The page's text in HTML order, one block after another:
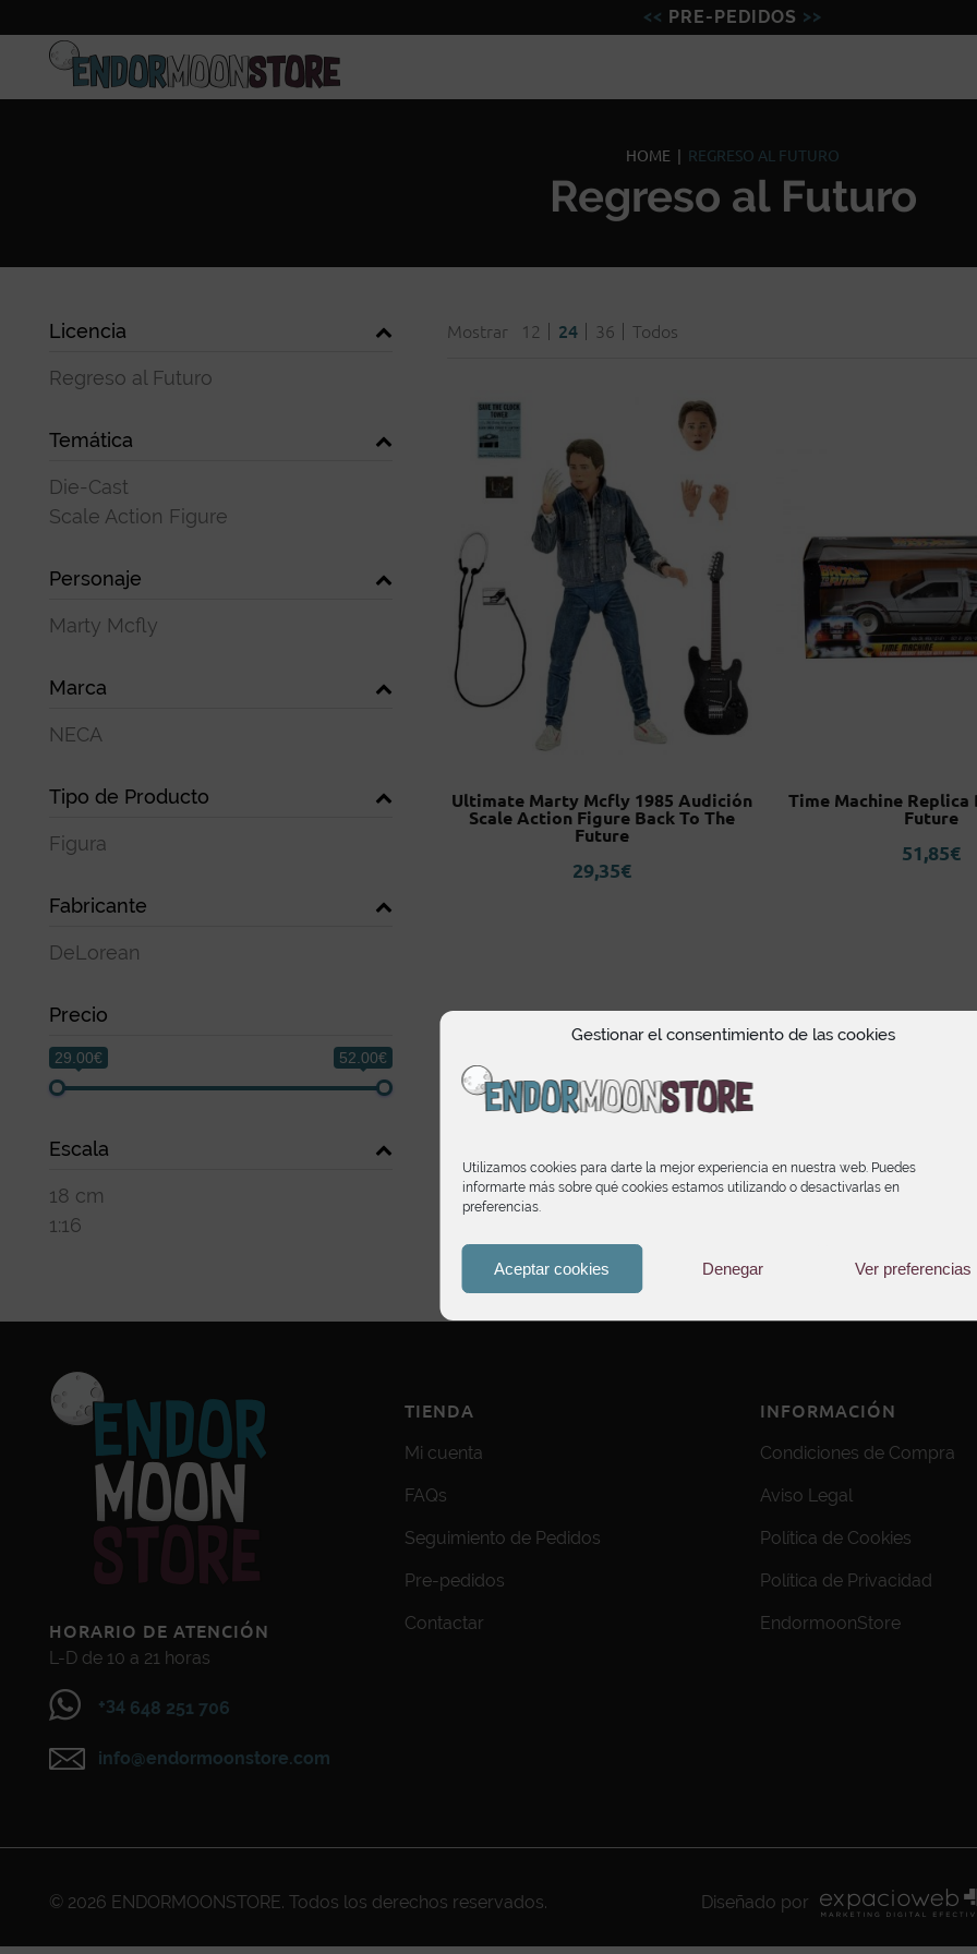
Gestionar el consentimiento de las cookies
Utilizamos cookies para darte la mejor experiencia en nuestra web. Puedes
informarte más sobre qué cookies estamos utilizando o desactivarlas en
preferencias.
Aceptar cookies Denegar Ver preferencias
PRE-PEDIDOS
Inicio Pre-pedidos Figuras Miniaturas
HOME REGRESO AL FUTURO
Regreso al Futuro
Mostrar 12 24 36 Todos
Ultimate Marty Mcfly 1985 Audición
Scale Action Figure Back To The
Future
29,35€
Time Machine Replica
Future
51,85€
Licencia
Regreso al Futuro
Temática
Die-Cast
Scale Action Figure
Personaje
Marty Mcfly
Marca
NECA
Tipo de Producto
Figura
Fabricante
DeLorean
Precio
29.00€ 52.00€
Escala
18 cm
1:16
HORARIO DE ATENCIÓN
L-D de 10 a 21 horas
+34 648 251 706
info@endormoonstore.com
TIENDA
Mi cuenta
FAQs
Seguimiento de Pedidos
Pre-pedidos
Contactar
INFORMACIÓN
Condiciones de Compra
Aviso Legal
Política de Cookies
Política de Privacidad
EndormoonStore
© 2026 ENDORMOONSTORE. Todos los derechos reservados. Diseñado por